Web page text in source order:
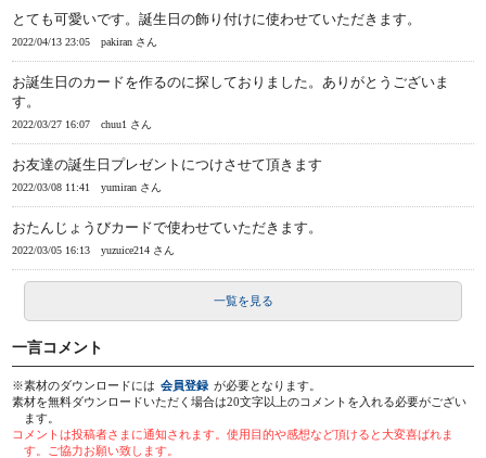
とても可愛いです。誕生日の飾り付けに使わせていただきます。
2022/04/13 23:05 pakiran さん
お誕生日のカードを作るのに探しておりました。ありがとうございま
す。
2022/03/27 16:07 chuu1 さん
お友達の誕生日プレゼントにつけさせて頂きます
2022/03/08 11:41 yumiran さん
おたんじょうびカードで使わせていただきます。
2022/03/05 16:13 yuzuice214 さん
一覧を見る
一言コメント
※素材のダウンロードには 会員登録 が必要となります。
素材を無料ダウンロードいただく場合は20文字以上のコメントを入れる必要がござい
ます。
コメントは投稿者さまに通知されます。使用目的や感想など頂けると大変喜ばれま
す。ご協力お願い致します。